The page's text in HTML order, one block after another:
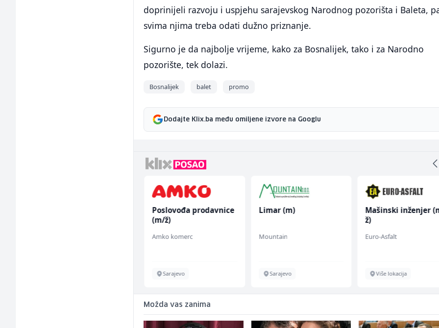
doprinijeli razvoju i uspjehu sarajevskog Narodnog pozorišta i Baleta,
svima njima treba odati dužno priznanje.
Sigurno je da najbolje vrijeme, kako za Bosnalijek, tako i za Narodno
pozorište, tek dolazi.
Bosnalijek balet promo
Dodajte Klix.ba među omiljene izvore na Googlu
Poslovođa prodavnice
(m/ž)
Amko komerc
Sarajevo
Limar (m)
Mountain
Sarajevo
Mašinski inženjer
ž)
Euro-Asfalt
Više lokacija
Možda vas zanima